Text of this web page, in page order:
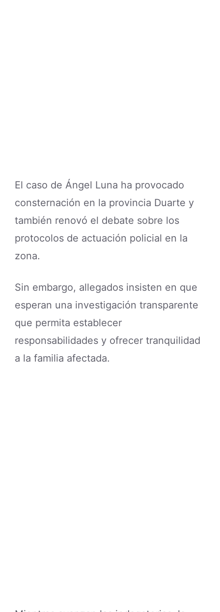
El caso de Ángel Luna ha provocado
consternación en la provincia Duarte y
también renovó el debate sobre los
protocolos de actuación policial en la
zona.
Sin embargo, allegados insisten en que
esperan una investigación transparente
que permita establecer
responsabilidades y ofrecer tranquilidad
a la familia afectada.